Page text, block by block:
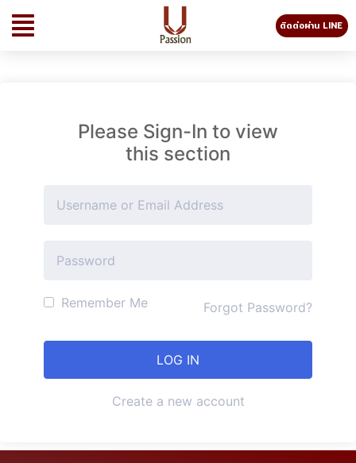
ติดต่อผ่าน LINE
Please Sign-In to view
this section
Remember Me Forgot Password?
Create a new account